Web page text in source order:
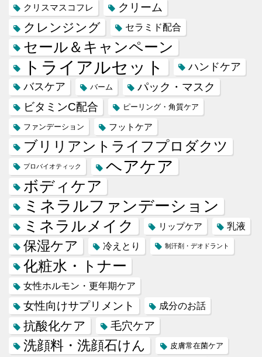
クリスマスコフレ
クリーム
クレンジング セラミド配合
セール＆キャンペーン
トライアルセット
ハンドケア
バスケア
バーム
パック・マスク
ビタミンC配合
ピーリング・角質ケア
ファンデーション フットケア
ブリリアントライフプロダクツ
プロバイオティック ヘアケア
ボディケア
ミネラルファンデーション
ミネラルメイク リップケア 乳液
保湿ケア 冷えとり 制汗剤・デオドラント
化粧水・トナー
女性ホルモン・更年期ケア
女性向けサプリメント 成分のお話
抗酸化ケア 毛穴ケア
洗顔料・洗顔石けん 皮膚常在菌ケア